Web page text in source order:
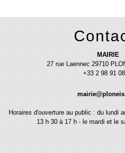
MAIRIE
27 rue Laennec 29710
+33 2 98 91
Horaires d'ouverture au public : du lundi
13 h 30 à 17 h - le mardi et le